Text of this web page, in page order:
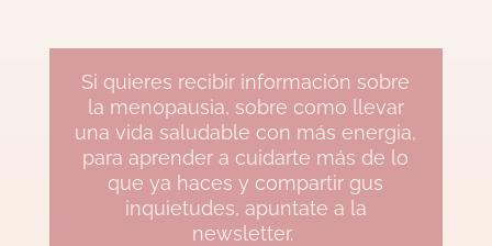
Si quieres recibir información sobre
la menopausia, sobre como llevar
una vida saludable con más energia,
para aprender a cuidarte más de lo
que ya haces y compartir gus
inquietudes, apuntate a la
newsletter.